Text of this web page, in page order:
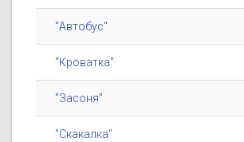
"Автобус"
"Кроватка"
"Засоня"
"Скакалка"